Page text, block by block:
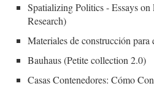
Spatializing Politics - Essays on
Research)
Materiales de construcción
Bauhaus (Petite collection 2.0)
Casas Contenedores: Cómo